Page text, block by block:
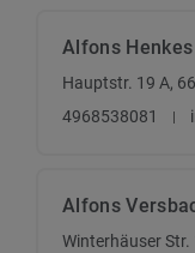
Alfons Henkes
Hauptstr. 19 A,
4968538081
Alfons
Winterhäuser Str.